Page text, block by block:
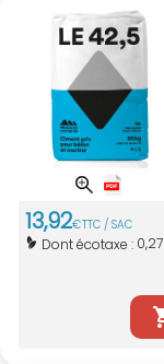
13,92€TTC / SAC
Dont écotaxe : 0,27